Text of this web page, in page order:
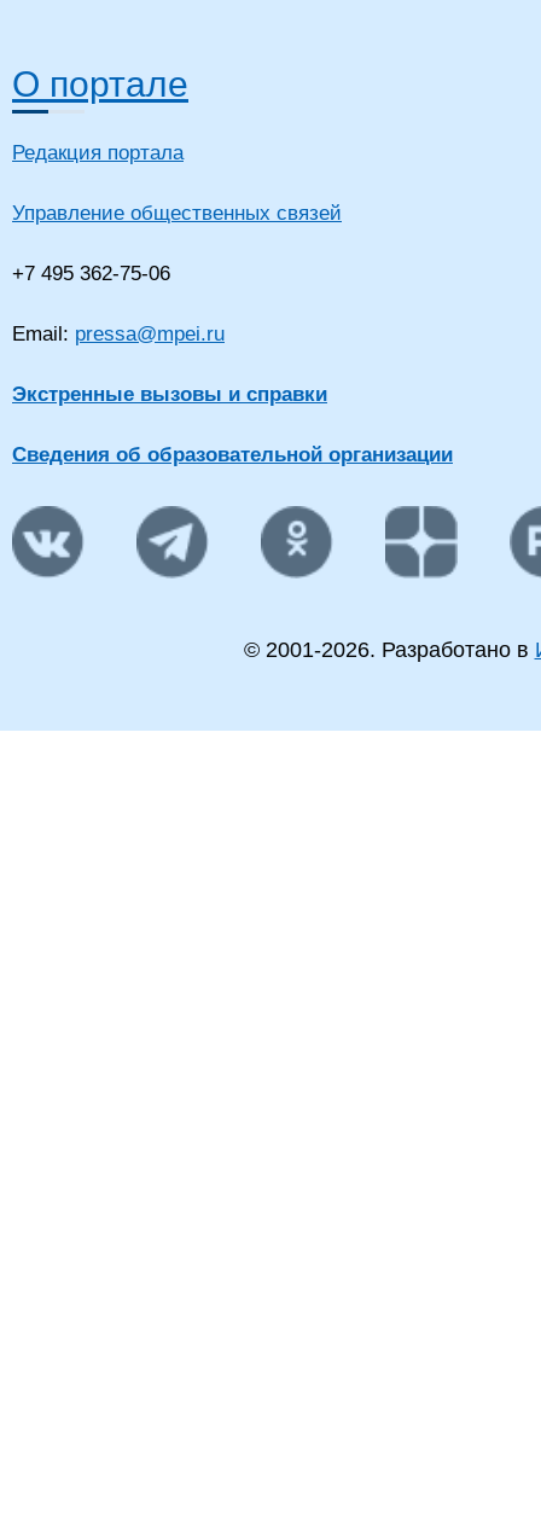
О портале
Редакция портала
Управление общественных связей
+7 495 362-75-06
Email: pressa@mpei.ru
Экстренные вызовы и справки
Сведения об образовательной организации
© 2001-2026. Разработано в